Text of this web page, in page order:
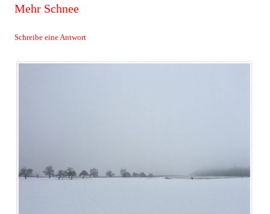
Mehr Schnee
Schreibe eine Antwort